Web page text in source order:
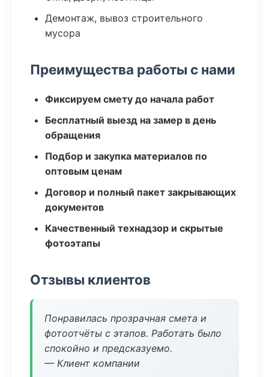
Демонтаж, вывоз строительного
мусора
Преимущества работы с нами
Фиксируем смету до начала работ
Бесплатный выезд на замер в день
обращения
Подбор и закупка материалов по
оптовым ценам
Договор и полный пакет закрывающих
документов
Качественный технадзор и скрытые
фотоэтапы
Отзывы клиентов
Понравилась прозрачная смета и
фотоотчёты с этапов. Работать было
спокойно и предсказуемо.
— Клиент компании